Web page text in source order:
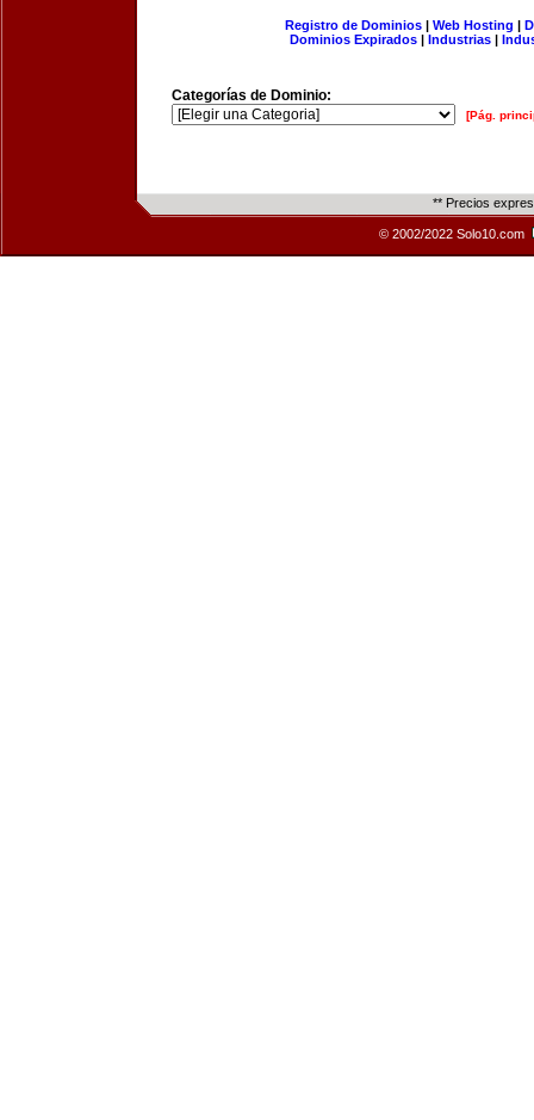
Registro de Dominios| Web Hosting |
Dominios Expirados | Industrias |
Categorías de Dominio:
[Pág.
** Precios
© 2002/2022 Solo10.com